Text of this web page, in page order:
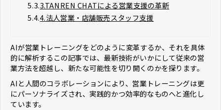
5.3.3.TANREN CHATによる営業支援の革新
5.4.4.法人営業・店舗販売スタッフ支援
AIが営業トレーニングをどのように変革するか、それを具体
的に解析するこの記事では、最新技術がいかにして従来の営
業方法を超越し、新たな可能性を切り開くのかを探ります。
AIと人間のコラボレーションにより、営業トレーニングは更
にパーソナライズされ、実践的かつ効率的なものへと進化し
ています。